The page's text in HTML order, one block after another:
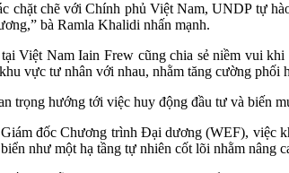
chặt chẽ với Chính phủ Việt Nam, UNDP tự
bà Ramla Khalidi nhấn mạnh.
Việt Nam Iain Frew cũng chia sẻ niềm vui
vực tư nhân với nhau, nhằm tăng cường
trọng hướng tới việc huy động đầu tư và biến
đốc Chương trình Đại dương (WEF), việc
như một hạ tầng tự nhiên cốt lõi nhằm